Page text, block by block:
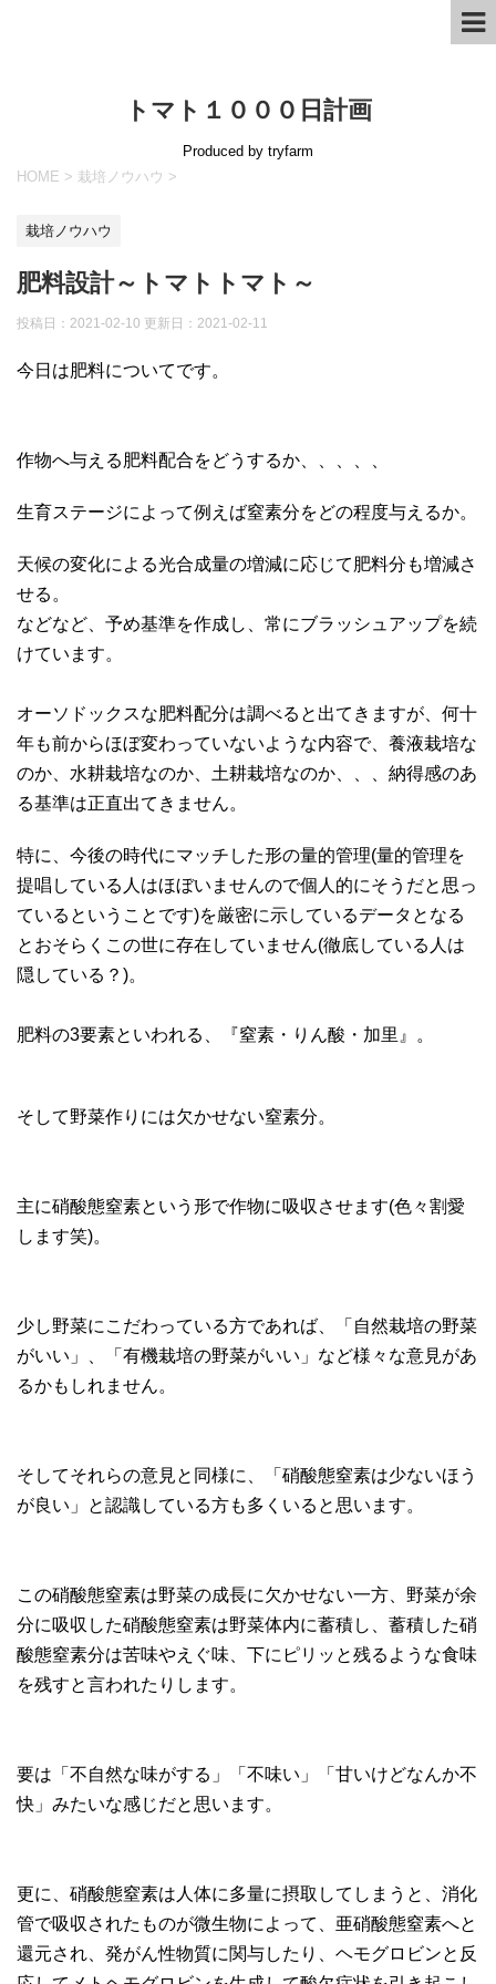
トマト１０００日計画
Produced by tryfarm
HOME > 栽培ノウハウ >
栽培ノウハウ
肥料設計～トマトトマト～
投稿日：2021-02-10 更新日： 2021-02-11
今日は肥料についてです。
作物へ与える肥料配合をどうするか、、、、、
生育ステージによって例えば窒素分をどの程度与えるか。
天候の変化による光合成量の増減に応じて肥料分も増減さ
せる。
などなど、予め基準を作成し、常にブラッシュアップを続
けています。
オーソドックスな肥料配分は調べると出てきますが、何十
年も前からほぼ変わっていないような内容で、養液栽培な
のか、水耕栽培なのか、土耕栽培なのか、、、納得感のあ
る基準は正直出てきません。
特に、今後の時代にマッチした形の量的管理(量的管理を
提唱している人はほぼいませんので個人的にそうだと思っ
ているということです)を厳密に示しているデータとなる
とおそらくこの世に存在していません(徹底している人は
隠している？)。
肥料の3要素といわれる、『窒素・りん酸・加里』。
そして野菜作りには欠かせない窒素分。
主に硝酸態窒素という形で作物に吸収させます(色々割愛
します笑)。
少し野菜にこだわっている方であれば、「自然栽培の野菜
がいい」、「有機栽培の野菜がいい」など様々な意見があ
るかもしれません。
そしてそれらの意見と同様に、「硝酸態窒素は少ないほう
が良い」と認識している方も多くいると思います。
この硝酸態窒素は野菜の成長に欠かせない一方、野菜が余
分に吸収した硝酸態窒素は野菜体内に蓄積し、蓄積した硝
酸態窒素分は苦味やえぐ味、下にピリッと残るような食味
を残すと言われたりします。
要は「不自然な味がする」「不味い」「甘いけどなんか不
快」みたいな感じだと思います。
更に、硝酸態窒素は人体に多量に摂取してしまうと、消化
管で吸収されたものが微生物によって、亜硝酸態窒素へと
還元され、発がん性物質に関与したり、ヘモグロビンと反